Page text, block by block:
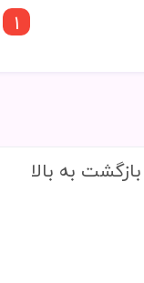
1
بازگشت به بالا